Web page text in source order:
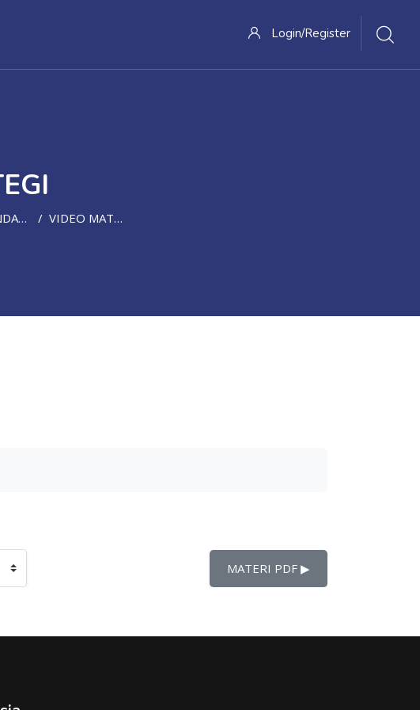
Login/Register
STRATEGI VIDEO MATERI PENGENDALIAN, EVALUASI DAN KINERJA
MATERI PDF ▶︎